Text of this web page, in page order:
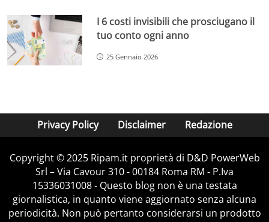
I 6 costi invisibili che prosciugano il
tuo conto ogni anno
25 Gennaio 2026
Privacy Policy Disclaimer Redazione
Copyright © 2025 Ripam.it proprietà di D&D PowerWeb
Srl – Via Cavour 310 - 00184 Roma RM - P.Iva
15336031008 - Questo blog non è una testata
giornalistica, in quanto viene aggiornato senza alcuna
periodicità. Non può pertanto considerarsi un prodotto